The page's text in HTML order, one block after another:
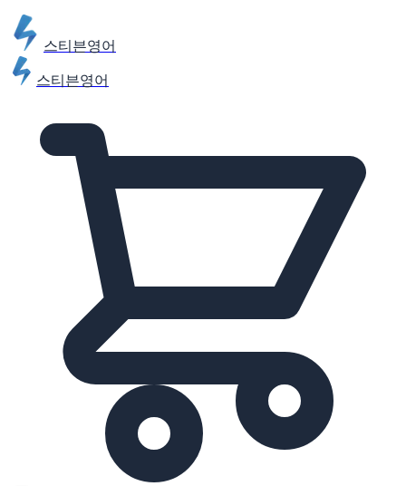
스티븐영어
스티븐영어